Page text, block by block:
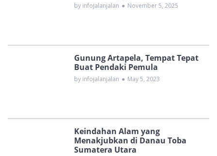
by infojalanjalan ● November 5, 2025
Gunung Artapela, Tempat Tepat
Buat Pendaki Pemula
by infojalanjalan ● May 5, 2023
Keindahan Alam yang
Menakjubkan di Danau Toba
Sumatera Utara